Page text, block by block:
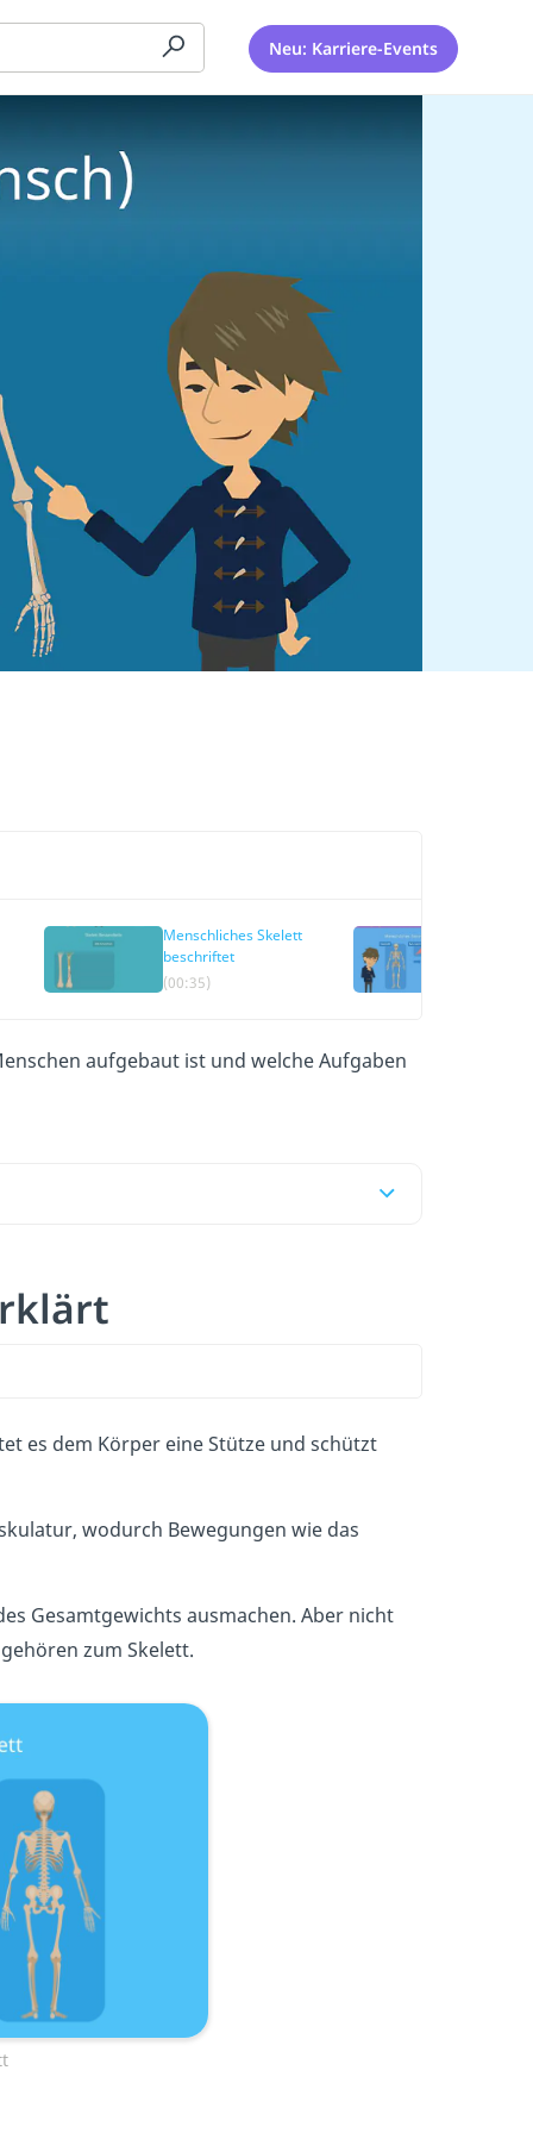
Neu: Karriere-Events
Menschliches Skelett
beschriftet
(00:35)
aufgebaut ist und welche Aufgaben
es dem Körper eine Stütze und schützt
wodurch Bewegungen wie das
Gesamtgewichts ausmachen. Aber nicht
zum Skelett.